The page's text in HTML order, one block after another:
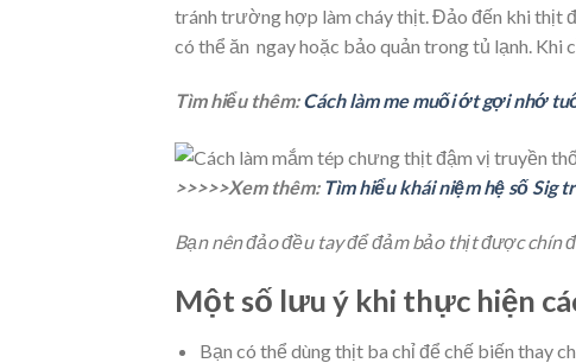
tránh trường hợp làm cháy thịt. Đảo đến khi thịt
có thể ăn ngay hoặc bảo quản trong tủ lạnh. Khi
Tìm hiểu thêm:Cách làm me muối ớt gợi nhớ
>>>>>Xem thêm: Tìm hiểu khái niệm hệ số Sig
Bạn nên đảo đều tay để đảm bảo thịt được chín
Một số lưu ý khi thực hiện
Bạn có thể dùng thịt ba chỉ để chế biến thay